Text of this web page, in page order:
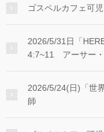
ゴスペルカフェ可
2026/5/31日「
4:7~11 アーサー
2026/5/24(日)「世
師